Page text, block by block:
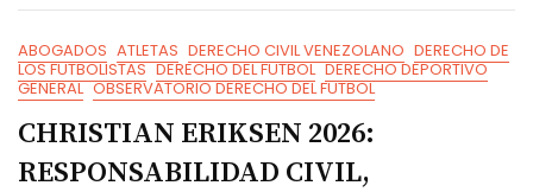
ABOGADOS ATLETAS DERECHO CIVIL VENEZOLANO DERECHO DE
LOS FUTBOLISTAS DERECHO DEL FUTBOL DERECHO DEPORTIVO
GENERAL OBSERVATORIO DERECHO DEL FUTBOL
CHRISTIAN ERIKSEN 2026:
RESPONSABILIDAD CIVIL,